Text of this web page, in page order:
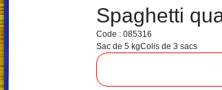
Spaghetti
Code : 085316
Sac de 5 kgColis de 3 sacs